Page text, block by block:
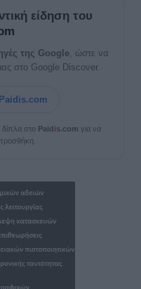
είδηση του
της Google , ώστε να
στο Google Discover.
δίπλα στο Paidis.com για να